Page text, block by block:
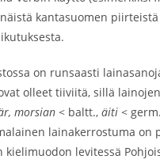
kantasuomen
on runsaasti
olleet tiiviitä, sillä
morsian< baltt., äiti<
lainakerrostuma on
levitessä